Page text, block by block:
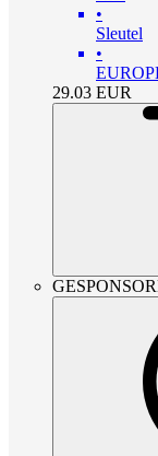
•
Sleutel
•
29.03 EUR